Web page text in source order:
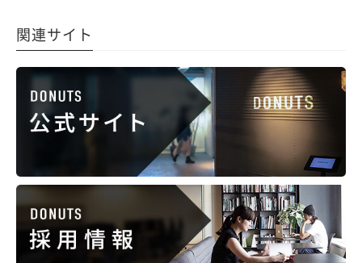
関連サイト